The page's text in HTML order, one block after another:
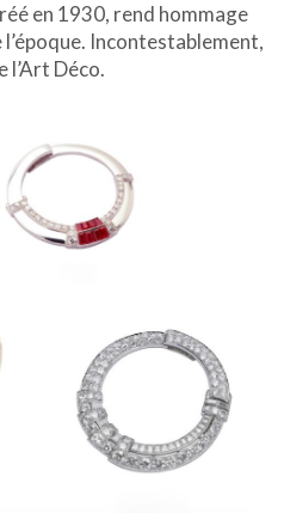
en 1930, rend hommage
Incontestablement,
l’Art Déco.